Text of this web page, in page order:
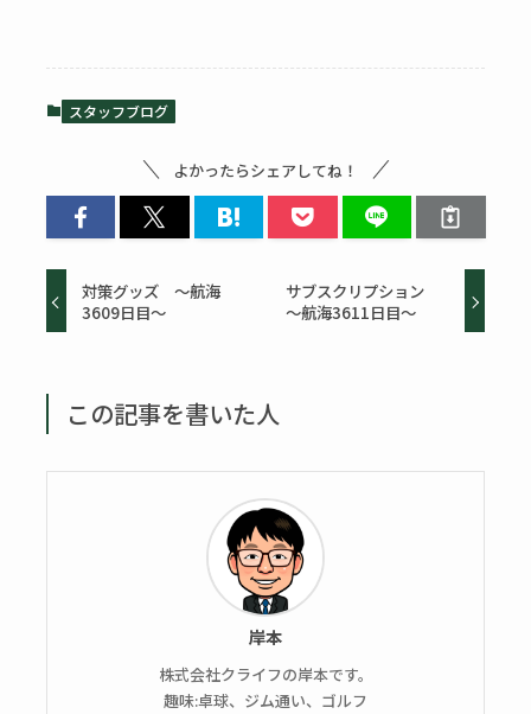
スタッフブログ
よかったらシェアしてね！
対策グッズ ～航海
3609日目～
サブスクリプション
～航海3611日目～
この記事を書いた人
岸本
株式会社クライフの岸本です。
趣味:卓球、ジム通い、ゴルフ